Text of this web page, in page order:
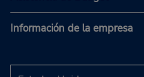
Información de la empresa